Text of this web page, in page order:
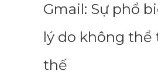
Gmail: Sự phổ
lý do không thể
thế